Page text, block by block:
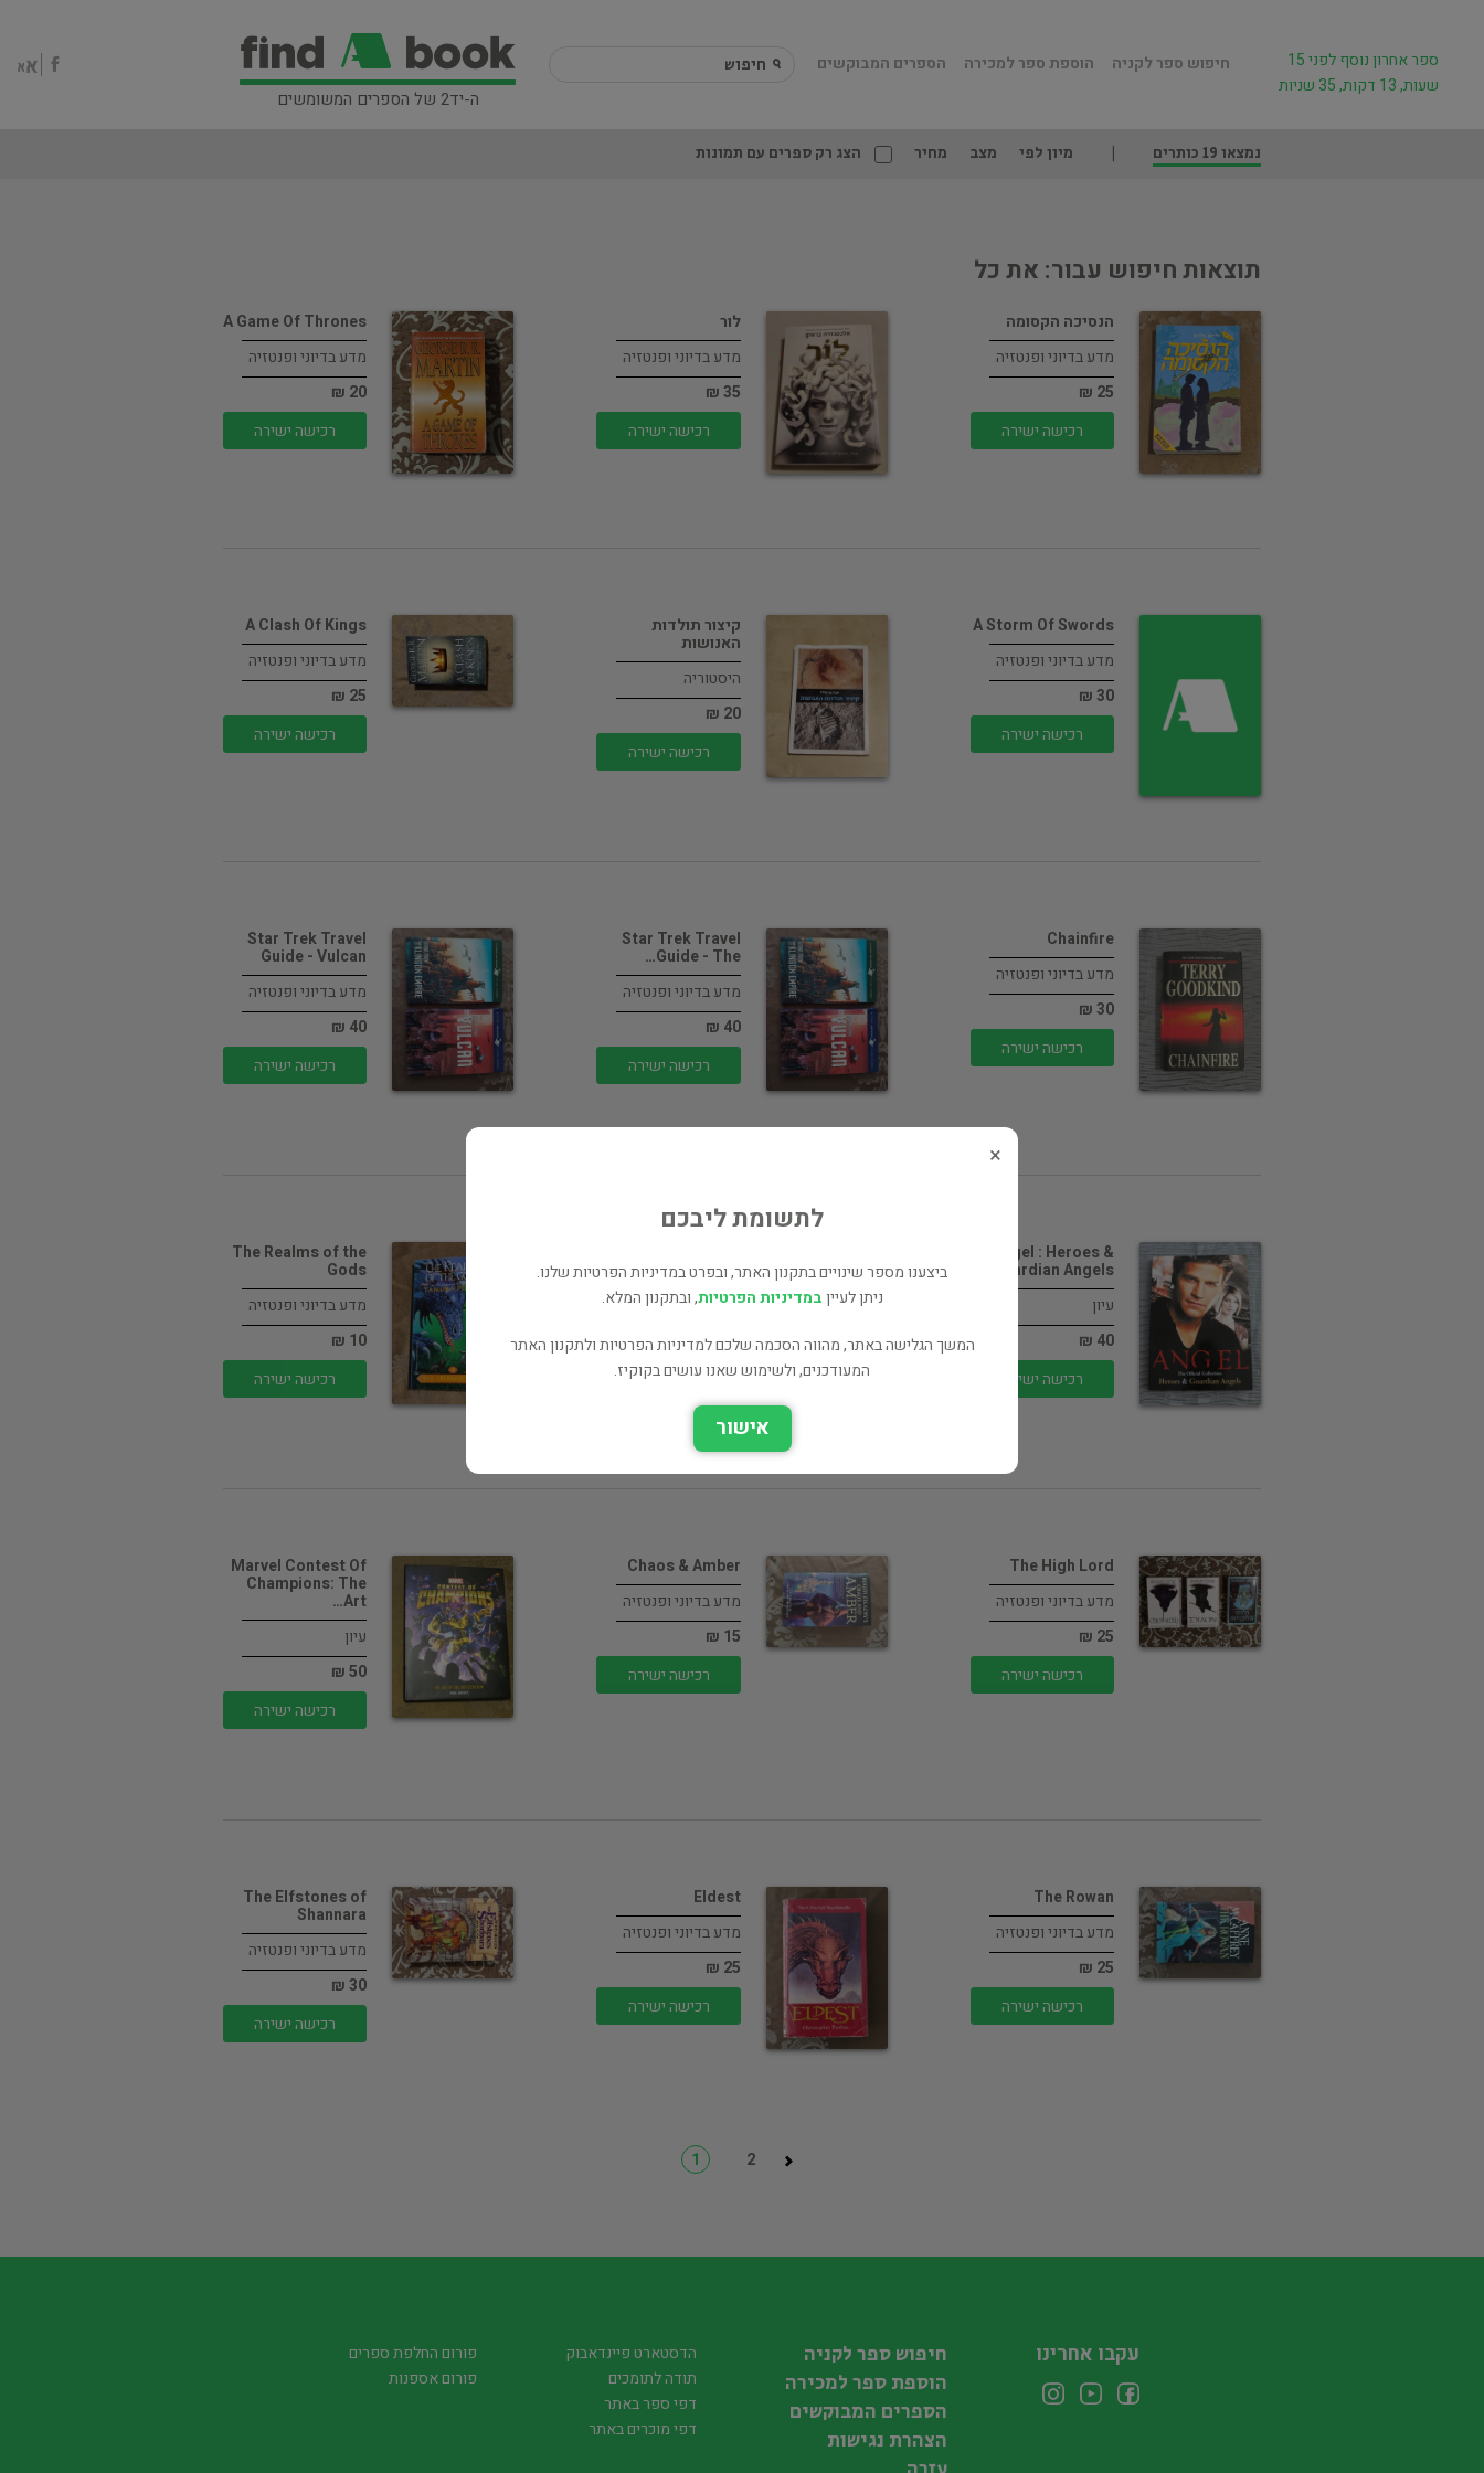
ה-יד2 של הספרים המשומשים
חיפוש ספר לקניה הוספת ספר למכירה הספרים המבוקשים
ספר אחרון נוסף לפני 15
שעות, 13 דקות, 35 שניות
נמצאו 19 כותרים מיון לפי מצב מחיר הצג רק ספרים עם תמונות
תוצאות חיפוש עבור: את כל
הנסיכה הקסומה
מדע בדיוני ופנטזיה
25 ₪
רכישה ישירה
לור
מדע בדיוני ופנטזיה
35 ₪
רכישה ישירה
A Game Of Thrones
מדע בדיוני ופנטזיה
20 ₪
רכישה ישירה
A Storm Of Swords
מדע בדיוני ופנטזיה
30 ₪
רכישה ישירה
קיצור תולדות
האנושות
היסטוריה
20 ₪
רכישה ישירה
A Clash Of Kings
מדע בדיוני ופנטזיה
25 ₪
רכישה ישירה
Chainfire
מדע בדיוני ופנטזיה
30 ₪
רכישה ישירה
Star Trek Travel
Guide - The…
מדע בדיוני ופנטזיה
40 ₪
רכישה ישירה
Star Trek Travel
Guide - Vulcan
מדע בדיוני ופנטזיה
40 ₪
רכישה ישירה
Angel : Heroes &
Guardian Angels
עיון
40 ₪
רכישה ישירה
10th Doctor…
קומיקס
50 ₪
רכישה ישירה
The Realms of the
Gods
מדע בדיוני ופנטזיה
10 ₪
רכישה ישירה
The High Lord
מדע בדיוני ופנטזיה
25 ₪
רכישה ישירה
Chaos & Amber
מדע בדיוני ופנטזיה
15 ₪
רכישה ישירה
Marvel Contest Of
Champions: The
Art…
עיון
50 ₪
רכישה ישירה
The Rowan
מדע בדיוני ופנטזיה
25 ₪
רכישה ישירה
Eldest
מדע בדיוני ופנטזיה
25 ₪
רכישה ישירה
The Elfstones of
Shannara
מדע בדיוני ופנטזיה
30 ₪
רכישה ישירה
1 2
×
לתשומת ליבכם
ביצענו מספר שינויים בתקנון האתר, ובפרט במדיניות הפרטיות שלנו.
ניתן לעייןבמדיניות הפרטיות, ובתקנון המלא.
המשך הגלישה באתר, מהווה הסכמה שלכם למדיניות הפרטיות ולתקנון האתר
המעודכנים, ולשימוש שאנו עושים בקוקיז.
אישור
עקבו אחרינו
חיפוש ספר לקניה
הוספת ספר למכירה
הספרים המבוקשים
הצהרת נגישות
הדסטארט פיינדאבוק
תודה לתומכים
דפי ספר באתר
דפי מוכרים באתר
פורום החלפת ספרים
פורום אספנות